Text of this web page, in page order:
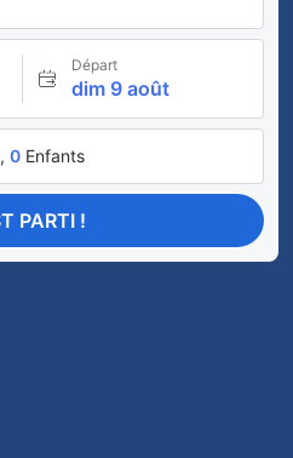
Départ
dim 9 août
0 Enfants
PARTI !